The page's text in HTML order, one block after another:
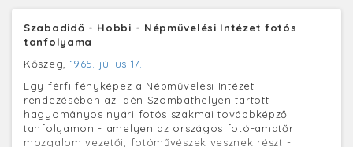
Szabadidő - Hobbi - Népművelési Intézet fotós
tanfolyama
Kőszeg, 1965. július 17.
Egy férfi fényképez a Népművelési Intézet
rendezésében az idén Szombathelyen tartott
hagyományos nyári fotós szakmai továbbképző
tanfolyamon - amelyen az országos fotó-amatőr
mozgalom vezetői, fotóművészek vesznek részt -